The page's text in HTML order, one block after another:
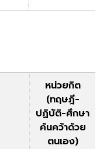
หน่วยกิต
(ทฤษฎี-
ปฏิบัติ-ศึกษา
ค้นคว้าด้วย
ตนเอง)